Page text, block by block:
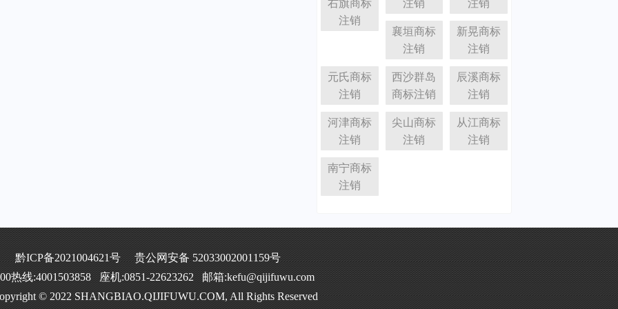
右旗商标
注销
注销 注销
襄垣商标
注销
新晃商标
注销
元氏商标
注销
西沙群岛
商标注销
辰溪商标
注销
河津商标
注销
尖山商标
注销
从江商标
注销
南宁商标
注销
黔ICP备2021004621号
贵公网安备 52033002001159号
热线:4001503858 座机:0851-22623262 邮箱:kefu@qijifuwu.com
© 2022 SHANGBIAO.QIJIFUWU.COM, All Rights Reserved